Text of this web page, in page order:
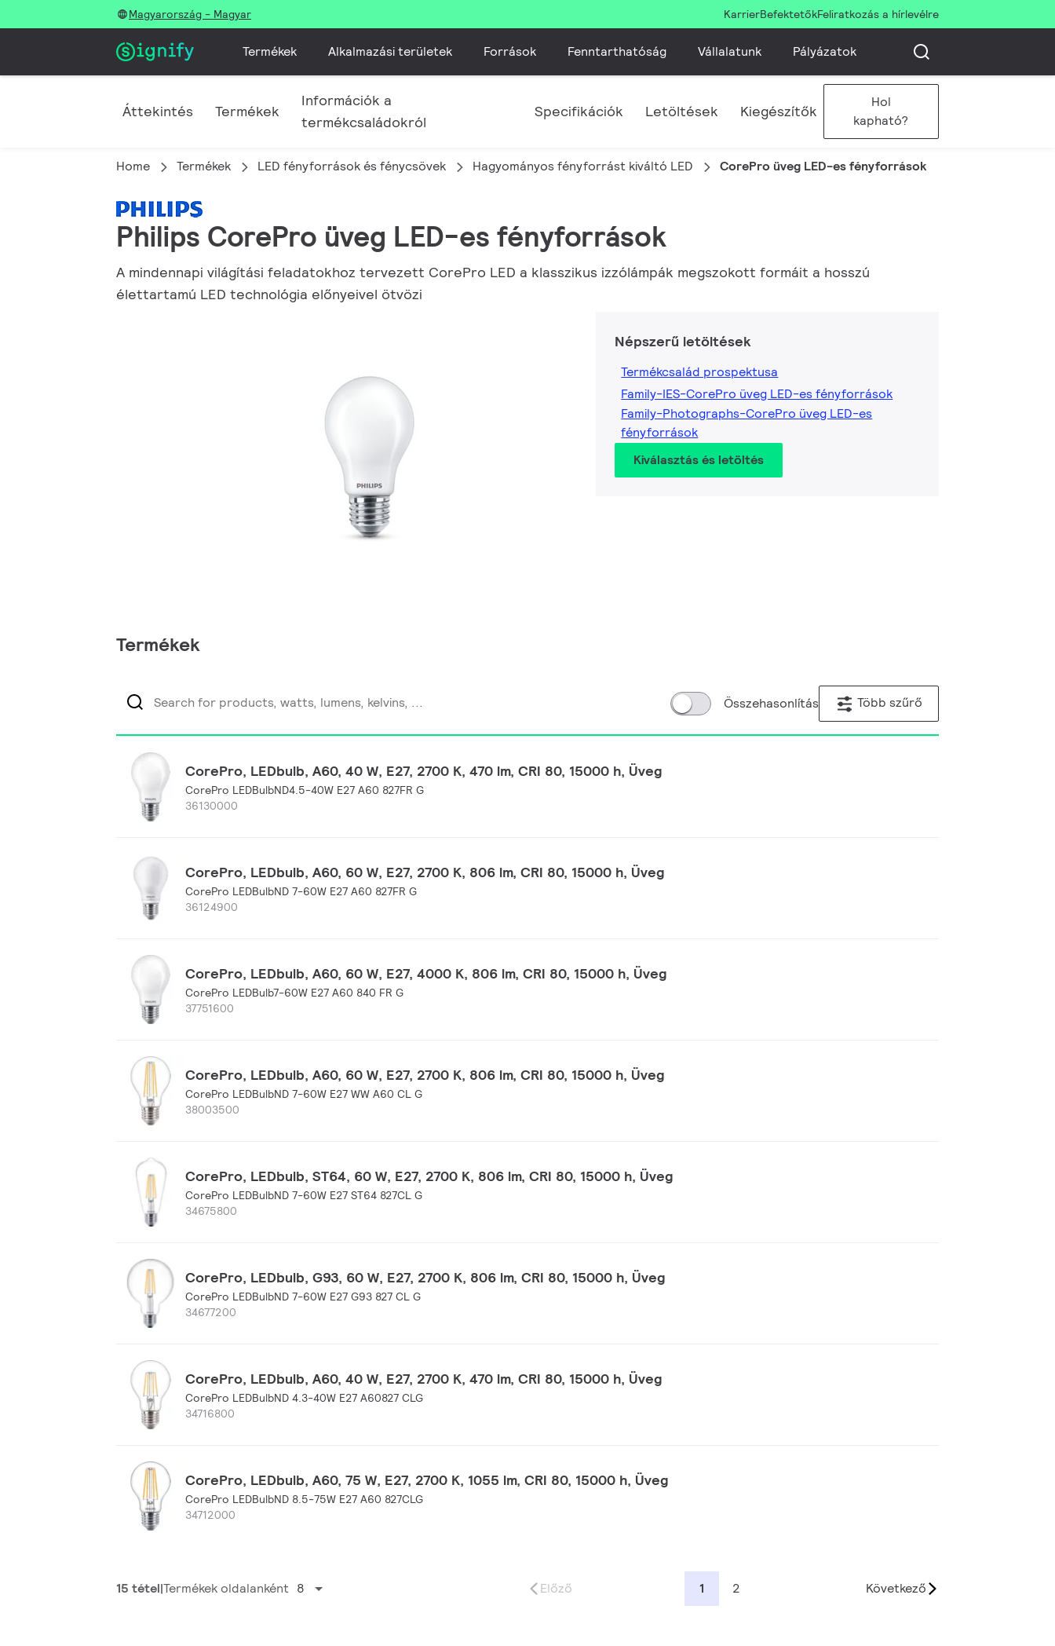
Magyarország - Magyar KarrierBefektetőkFeliratkozás a hírlevélre
Termékek Alkalmazási területek Források Fenntarthatóság Vállalatunk Pályázatok
Áttekintés Termékek
Információk a
termékcsaládokról
Specifikációk Letöltések Kiegészítők
Hol
kapható?
Home Termékek LED fényforrások és fénycsövek Hagyományos fényforrást kiváltó LED CorePro üveg LED-es fényforrások
Philips CorePro üveg LED-es fényforrások
A mindennapi világítási feladatokhoz tervezett CorePro LED a klasszikus izzólámpák megszokott formáit a hosszú
élettartamú LED technológia előnyeivel ötvözi
Népszerű letöltések
Termékcsalád prospektusa
Family-IES-CorePro üveg LED-es fényforrások
Family-Photographs-CorePro üveg LED-es
fényforrások
Kiválasztás és letöltés
Termékek
Összehasonlítás Több szűrő
CorePro, LEDbulb, A60, 40 W, E27, 2700 K, 470 lm, CRI 80, 15000 h, Üveg
CorePro LEDBulbND4.5-40W E27 A60 827FR G
36130000
CorePro, LEDbulb, A60, 60 W, E27, 2700 K, 806 lm, CRI 80, 15000 h, Üveg
CorePro LEDBulbND 7-60W E27 A60 827FR G
36124900
CorePro, LEDbulb, A60, 60 W, E27, 4000 K, 806 lm, CRI 80, 15000 h, Üveg
CorePro LEDBulb7-60W E27 A60 840 FR G
37751600
CorePro, LEDbulb, A60, 60 W, E27, 2700 K, 806 lm, CRI 80, 15000 h, Üveg
CorePro LEDBulbND 7-60W E27 WW A60 CL G
38003500
CorePro, LEDbulb, ST64, 60 W, E27, 2700 K, 806 lm, CRI 80, 15000 h, Üveg
CorePro LEDBulbND 7-60W E27 ST64 827CL G
34675800
CorePro, LEDbulb, G93, 60 W, E27, 2700 K, 806 lm, CRI 80, 15000 h, Üveg
CorePro LEDBulbND 7-60W E27 G93 827 CL G
34677200
CorePro, LEDbulb, A60, 40 W, E27, 2700 K, 470 lm, CRI 80, 15000 h, Üveg
CorePro LEDBulbND 4.3-40W E27 A60827 CLG
34716800
CorePro, LEDbulb, A60, 75 W, E27, 2700 K, 1055 lm, CRI 80, 15000 h, Üveg
CorePro LEDBulbND 8.5-75W E27 A60 827CLG
34712000
15 tétel Termékek oldalanként 8 Előző 1 2 Következő